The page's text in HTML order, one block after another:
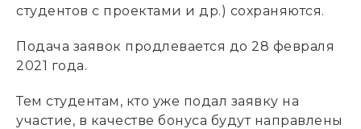
студентов с проектами и др.) сохраняются.
Подача заявок продлевается до 28 февраля
2021 года.
Тем студентам, кто уже подал заявку на
участие, в качестве бонуса будут направлены